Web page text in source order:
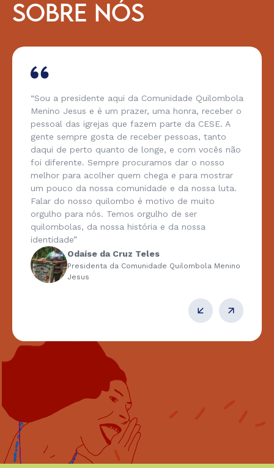
SOBRE NÓS
“Sou a presidente aqui da Comunidade Quilombola
Menino Jesus e é um prazer, uma honra, receber o
pessoal das igrejas que fazem parte da CESE. A
gente sempre gosta de receber pessoas, tanto
daqui de perto quanto de longe, e com vocês não
foi diferente. Sempre procuramos dar o nosso
melhor para acolher quem chega e para mostrar
um pouco da nossa comunidade e da nossa luta.
Falar do nosso quilombo é motivo de muito
orgulho para nós. Temos orgulho de ser
quilombolas, da nossa história e da nossa
identidade”
Odaíse da Cruz Teles
Presidenta da Comunidade Quilombola Menino
Jesus